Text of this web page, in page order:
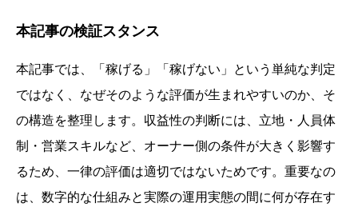
本記事の検証スタンス
本記事では、「稼げる」「稼げない」という単純な判定
ではなく、なぜそのような評価が生まれやすいのか、そ
の構造を整理します。収益性の判断には、立地・人員体
制・営業スキルなど、オーナー側の条件が大きく影響す
るため、一律の評価は適切ではないためです。重要なの
は、数字的な仕組みと実際の運用実態の間に何が存在す